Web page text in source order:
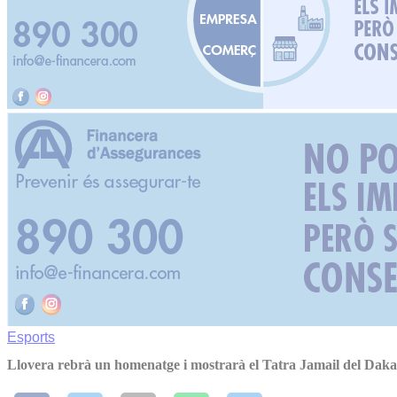
Esports
Llovera rebrà un homenatge i mostrarà el Tatra Jamail del